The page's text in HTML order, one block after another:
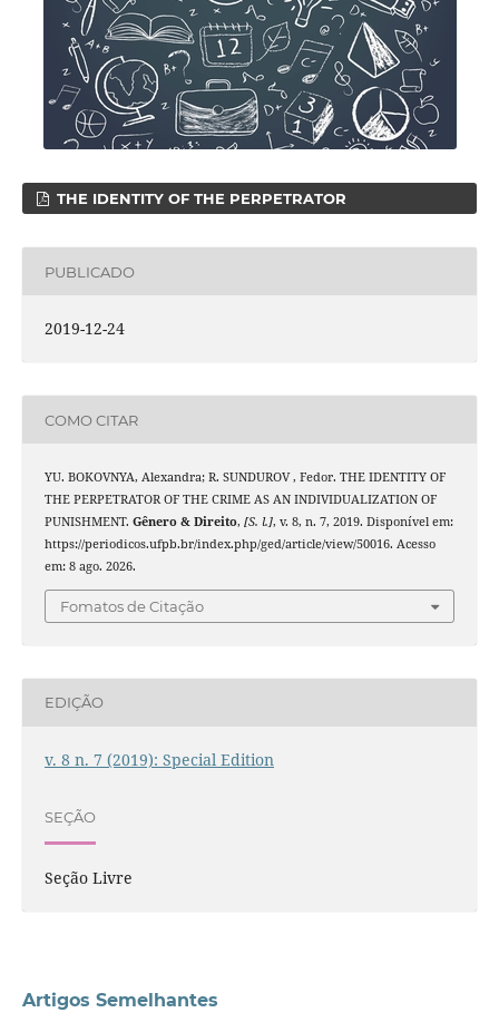
THE IDENTITY OF THE PERPETRATOR
PUBLICADO
2019-12-24
COMO CITAR
YU. BOKOVNYA, Alexandra; R. SUNDUROV , Fedor. THE IDENTITY OF
THE PERPETRATOR OF THE CRIME AS AN INDIVIDUALIZATION OF
PUNISHMENT. Gênero & Direito, [S. l.], v. 8, n. 7, 2019. Disponível em:
https://periodicos.ufpb.br/index.php/ged/article/view/50016. Acesso
em: 8 ago. 2026.
Fomatos de Citação
EDIÇÃO
v. 8 n. 7 (2019): Special Edition
SEÇÃO
Seção Livre
Artigos Semelhantes